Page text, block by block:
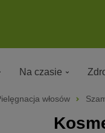
Na czasie
włosów